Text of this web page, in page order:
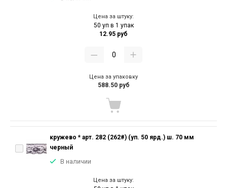
Цена за штуку:
50 уп в 1 упак
12.95 руб
Цена за упаковку
588.50 руб
кружево * арт. 282 (262#) (уп. 50 ярд.) ш. 70 мм
черный
В наличии
Цена за штуку: